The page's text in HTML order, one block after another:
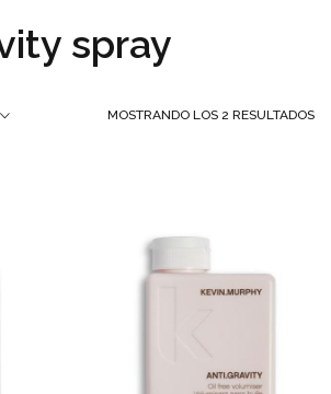
spray
MOSTRANDO LOS 2 RESULTADOS